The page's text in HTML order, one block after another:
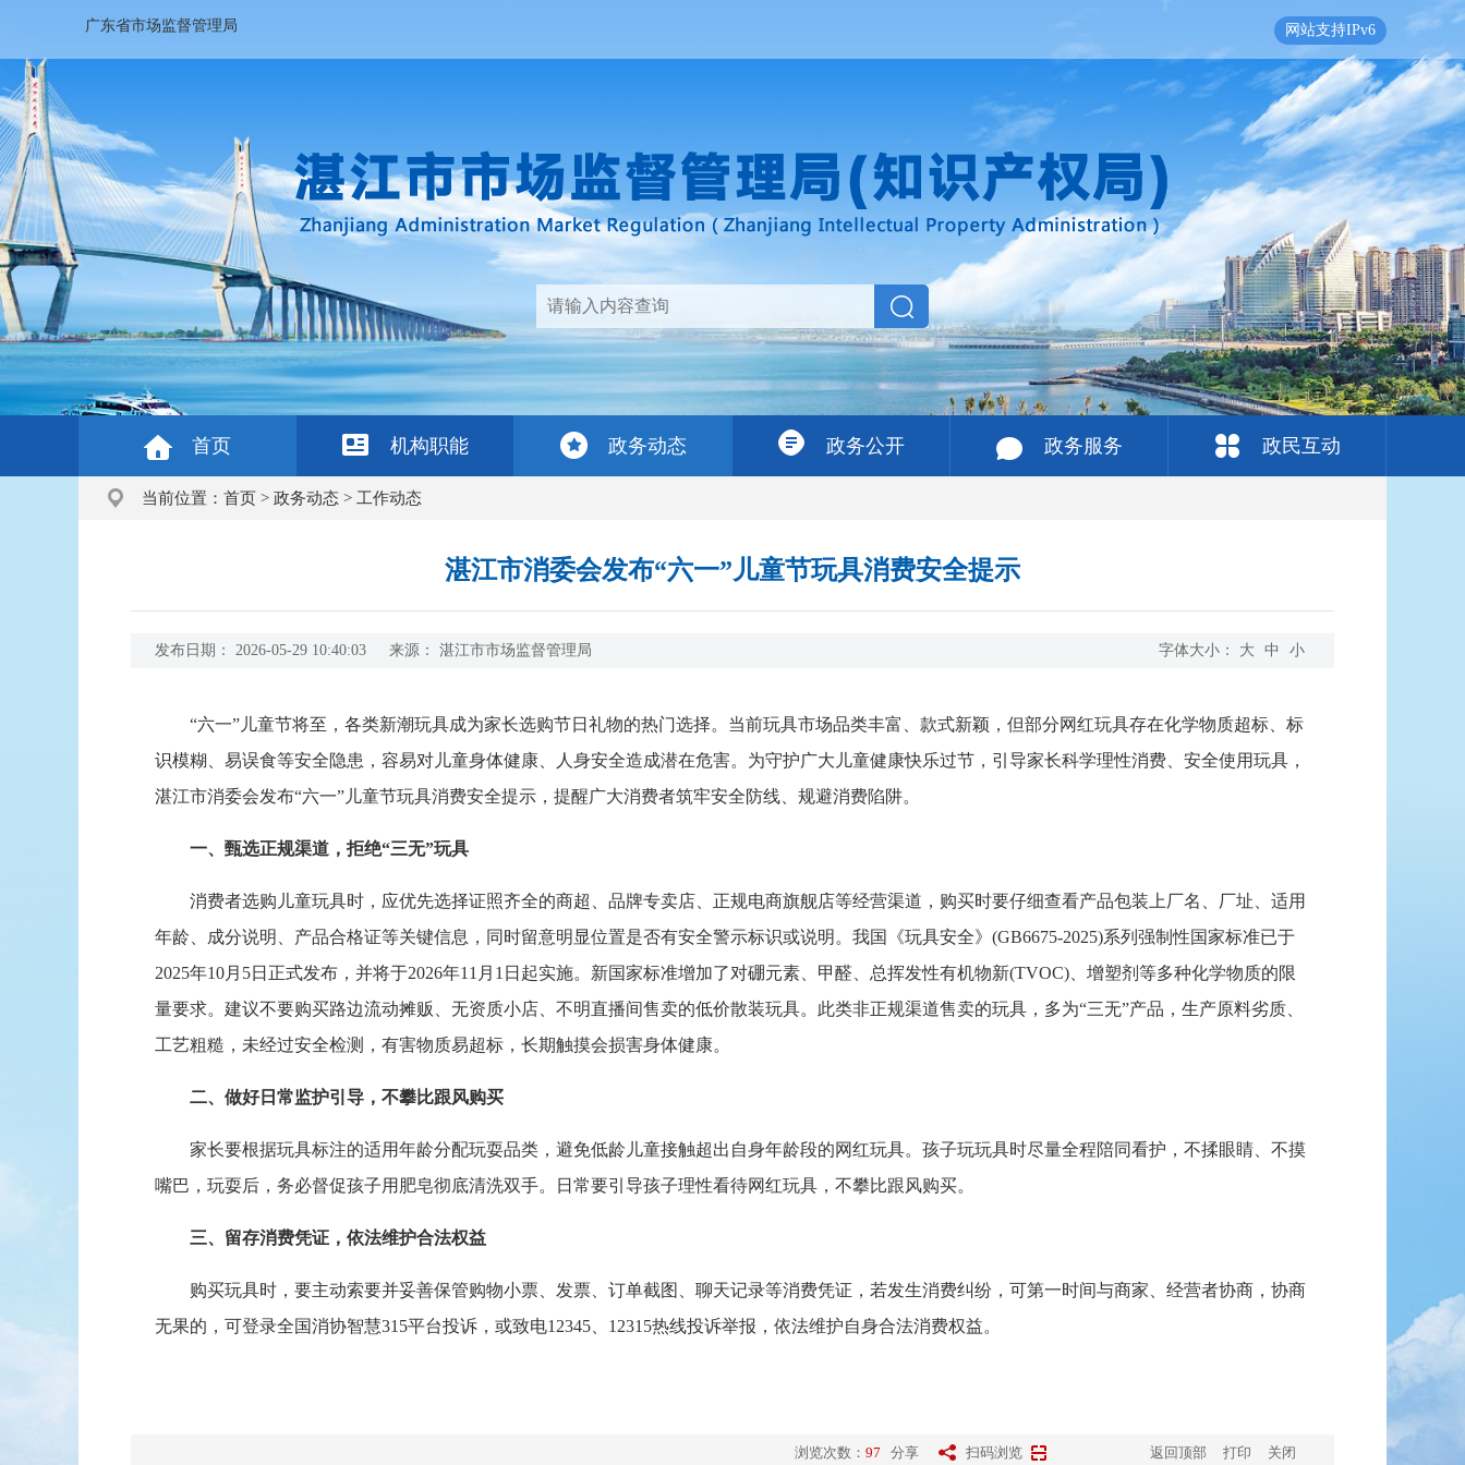
广东省市场监督管理局 网站支持IPv6
首页 机构职能 政务动态 政务公开 政务服务 政民互动
当前位置： 首页 > 政务动态 > 工作动态
湛江市消委会发布“六一”儿童节玩具消费安全提示
发布日期： 2026-05-29 10:40:03 来源： 湛江市市场监督管理局 字体大小： 大 中 小
“六一”儿童节将至，各类新潮玩具成为家长选购节日礼物的热门选择。当前玩具市场品类丰富、款式新颖，但部分网红玩具存在化学物质超标、标
识模糊、易误食等安全隐患，容易对儿童身体健康、人身安全造成潜在危害。为守护广大儿童健康快乐过节，引导家长科学理性消费、安全使用玩具，
湛江市消委会发布“六一”儿童节玩具消费安全提示，提醒广大消费者筑牢安全防线、规避消费陷阱。
一、甄选正规渠道，拒绝“三无”玩具
消费者选购儿童玩具时，应优先选择证照齐全的商超、品牌专卖店、正规电商旗舰店等经营渠道，购买时要仔细查看产品包装上厂名、厂址、适用
年龄、成分说明、产品合格证等关键信息，同时留意明显位置是否有安全警示标识或说明。我国《玩具安全》(GB6675-2025)系列强制性国家标准已于
2025年10月5日正式发布，并将于2026年11月1日起实施。新国家标准增加了对硼元素、甲醛、总挥发性有机物新(TVOC)、增塑剂等多种化学物质的限
量要求。建议不要购买路边流动摊贩、无资质小店、不明直播间售卖的低价散装玩具。此类非正规渠道售卖的玩具，多为“三无”产品，生产原料劣质、
工艺粗糙，未经过安全检测，有害物质易超标，长期触摸会损害身体健康。
二、做好日常监护引导，不攀比跟风购买
家长要根据玩具标注的适用年龄分配玩耍品类，避免低龄儿童接触超出自身年龄段的网红玩具。孩子玩玩具时尽量全程陪同看护，不揉眼睛、不摸
嘴巴，玩耍后，务必督促孩子用肥皂彻底清洗双手。日常要引导孩子理性看待网红玩具，不攀比跟风购买。
三、留存消费凭证，依法维护合法权益
购买玩具时，要主动索要并妥善保管购物小票、发票、订单截图、聊天记录等消费凭证，若发生消费纠纷，可第一时间与商家、经营者协商，协商
无果的，可登录全国消协智慧315平台投诉，或致电12345、12315热线投诉举报，依法维护自身合法消费权益。
浏览次数： 97 分享 扫码浏览 返回顶部 打印 关闭